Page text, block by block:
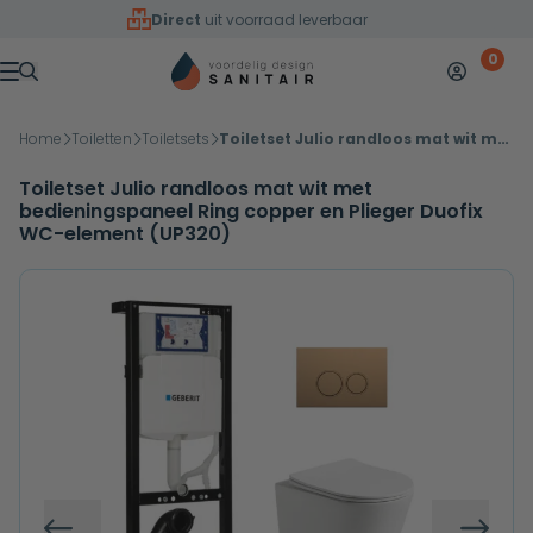
Overslaan naar inhoud
Direct uit voorraad leverbaar
Menu
Mijn 0
Home Toiletten Toiletsets Toiletset Julio randloos mat wit met bedieningspaneel Ring copper en Plieger Duofix WC-element (UP320)
Toiletset Julio randloos mat wit met
bedieningspaneel Ring copper en Plieger Duofix
WC-element (UP320)